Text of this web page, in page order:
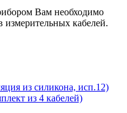
Вам необходимо
измерительных кабелей.
из силикона, исп.12)
из 4 кабелей)